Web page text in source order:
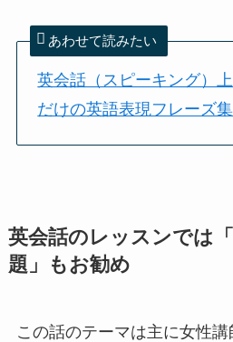
あわせて読みたい
英会話（スピーキング）
だけの英語表現フレーズ
英会話のレッスンでは
題」もお勧め
この話のテーマは主に女性